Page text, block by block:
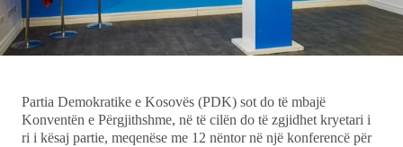
Ekonomi
Udhëtime
Partia Demokratike e Kosovës (PDK) sot do të mbajë
Konventën e Përgjithshme, në të cilën do të zgjidhet kryetari i
ri i kësaj partie, meqenëse me 12 nëntor në një konferencë për